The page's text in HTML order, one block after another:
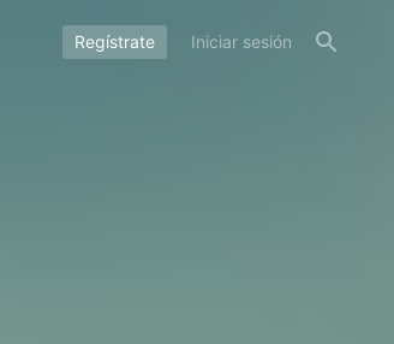
Regístrate Iniciar sesión